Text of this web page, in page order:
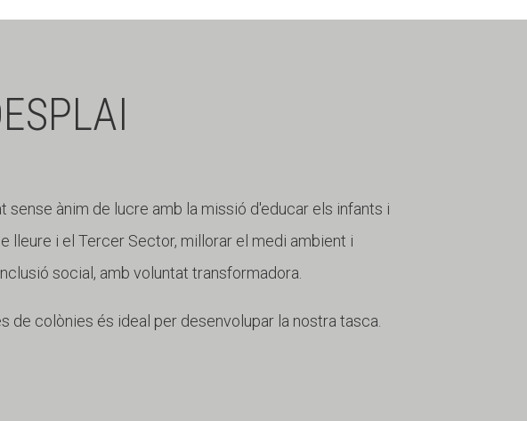
sense ànim de lucre amb la missió d'educar els infants i
lleure i el Tercer Sector, millorar el medi ambient i
social, amb voluntat transformadora.
de colònies és ideal per desenvolupar la nostra tasca.